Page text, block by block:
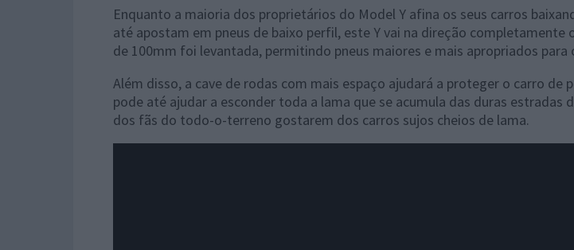
Enquanto a maioria dos proprietários do Model Y afina os seus carros
até apostam em pneus de baixo perfil, este Y vai na direção completamente
de 100mm foi levantada, permitindo pneus maiores e mais apropriados para
Além disso, a cave de rodas com mais espaço ajudará a proteger o carro de
pode até ajudar a esconder toda a lama que se acumula das duras estradas
dos fãs do todo-o-terreno gostarem dos carros sujos cheios de lama.